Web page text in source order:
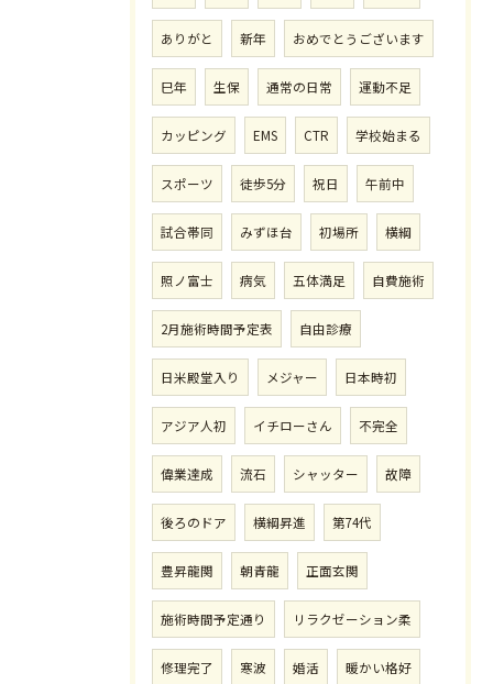
ありがと 新年 おめでとうございます
巳年 生保 通常の日常 運動不足
カッピング EMS CTR 学校始まる
スポーツ 徒歩5分 祝日 午前中
試合帯同 みずほ台 初場所 横綱
照ノ富士 病気 五体満足 自費施術
2月施術時間予定表 自由診療
日米殿堂入り メジャー 日本時初
アジア人初 イチローさん 不完全
偉業達成 流石 シャッター 故障
後ろのドア 横綱昇進 第74代
豊昇龍関 朝青龍 正面玄関
施術時間予定通り リラクゼーション柔
修理完了 寒波 婚活 暖かい格好